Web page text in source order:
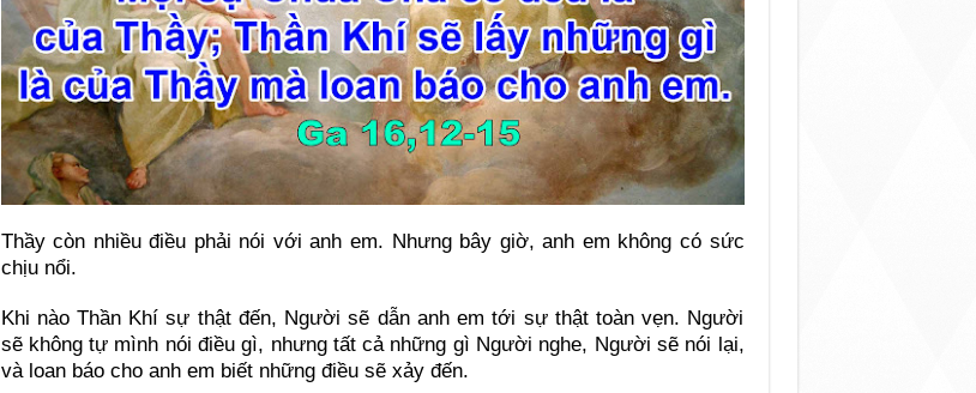
Thầy còn nhiều điều phải nói với anh em. Nhưng bây giờ, anh em không có sức
chịu nổi.
Khi nào Thần Khí sự thật đến, Người sẽ dẫn anh em tới sự thật toàn vẹn. Người
sẽ không tự mình nói điều gì, nhưng tất cả những gì Người nghe, Người sẽ nói lại,
và loan báo cho anh em biết những điều sẽ xảy đến.